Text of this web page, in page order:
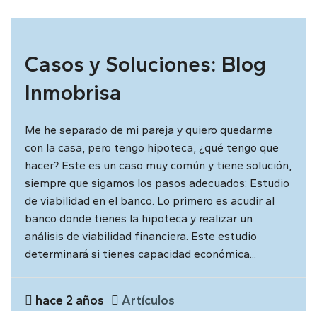
Casos y Soluciones: Blog
Inmobrisa
Me he separado de mi pareja y quiero quedarme
con la casa, pero tengo hipoteca, ¿qué tengo que
hacer? Este es un caso muy común y tiene solución,
siempre que sigamos los pasos adecuados: Estudio
de viabilidad en el banco. Lo primero es acudir al
banco donde tienes la hipoteca y realizar un
análisis de viabilidad financiera. Este estudio
determinará si tienes capacidad económica...
hace 2 años Artículos